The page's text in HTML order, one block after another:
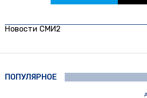
Новости СМИ2
ПОПУЛЯРНОЕ